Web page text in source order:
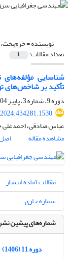
نویسنده =
تعداد مقالات: 1
شناسایی مؤلفه‌های
تأکید بر شاخص‌های
دوره 9، شماره 3، پاییز 1404، صفحه
عباس صادقی، احمدعلی
مشاهده مقاله
مقالات آماده انتشار
شماره جاری
شماره‌های پیشین
دوره 11 (1406)